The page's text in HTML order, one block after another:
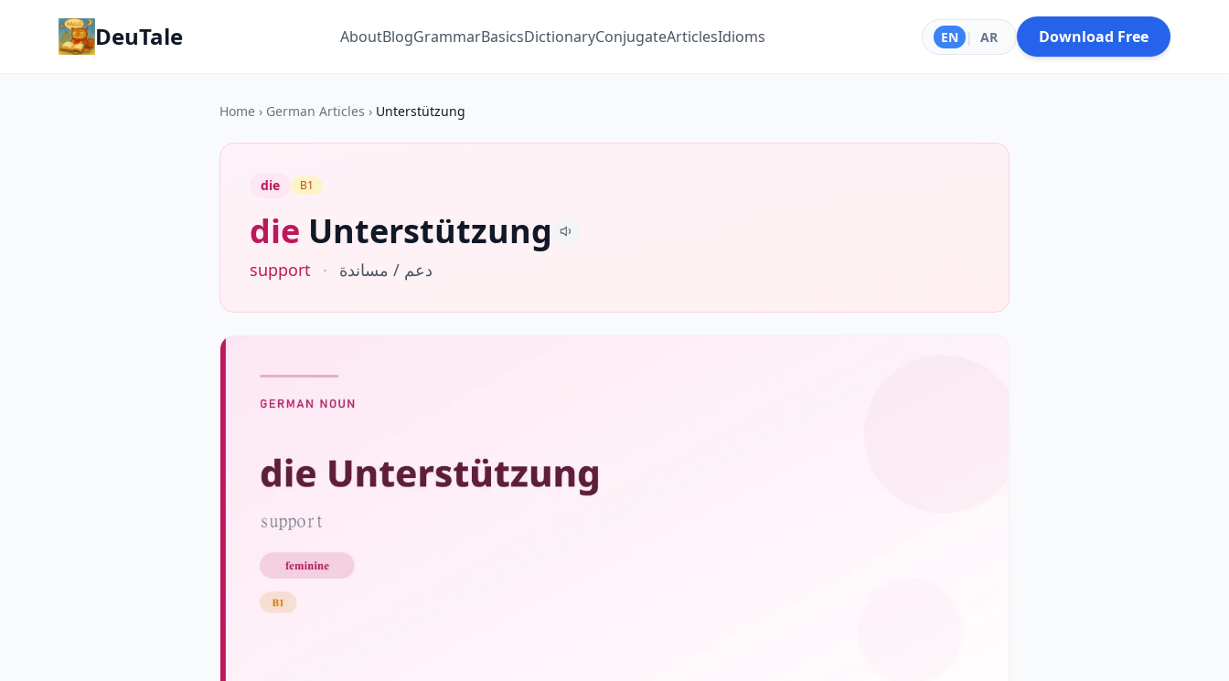
DeuTale AboutBlogGrammarBasicsDictionaryConjugateArticlesIdioms EN | AR Download Free
Home › German Articles › Unterstützung
die B1
die Unterstützung
support · دعم / مساندة